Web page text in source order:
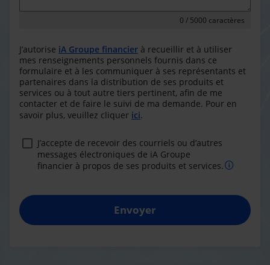
0 / 5000 caractères
J’autorise iA Groupe financier à recueillir et à utiliser
mes renseignements personnels fournis dans ce
formulaire et à les communiquer à ses représentants et
partenaires dans la distribution de ses produits et
services ou à tout autre tiers pertinent, afin de me
contacter et de faire le suivi de ma demande. Pour en
savoir plus, veuillez cliquer ici.
J’accepte de recevoir des courriels ou d’autres
messages électroniques de iA Groupe
financier à propos de ses produits et services.
Envoyer